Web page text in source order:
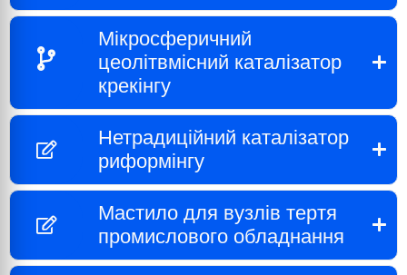
Мікросферичний
цеолітвмісний каталізатор
крекінгу
Нетрадиційний каталізатор
риформінгу
Мастило для вузлів тертя
промислового обладнання